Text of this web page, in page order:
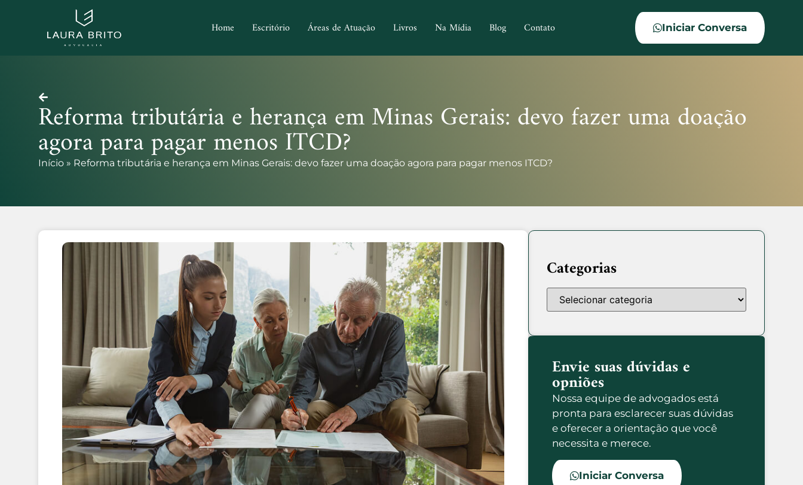
Home Escritório Áreas de Atuação Livros Na Mídia Blog Contato Iniciar Conversa
Reforma tributária e herança em Minas Gerais: devo fazer uma doação
agora para pagar menos ITCD?
Início » Reforma tributária e herança em Minas Gerais: devo fazer uma doação agora para pagar menos ITCD?
Categorias
Envie suas dúvidas e
opniões
Nossa equipe de advogados está
pronta para esclarecer suas dúvidas
e oferecer a orientação que você
necessita e merece.
Iniciar Conversa